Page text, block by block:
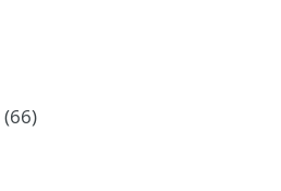
(66)